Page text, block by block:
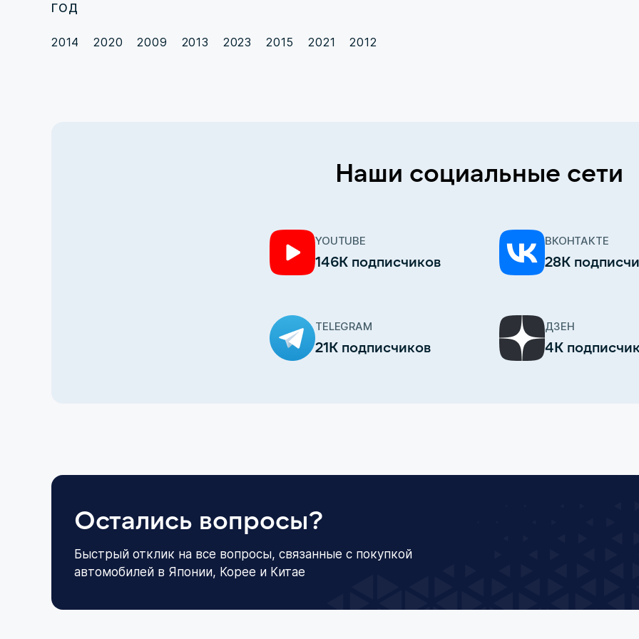
ГОД
2014 2020 2009 2013 2023 2015 2021 2012
Наши социальные сети
YOUTUBE
146К подписчиков
ВКОНТАКТЕ
28К
TELEGRAM
21К подписчиков
ДЗЕН
4К
Остались вопросы?
Быстрый отклик на все вопросы, связанные с покупкой
автомобилей в Японии, Корее и Китае